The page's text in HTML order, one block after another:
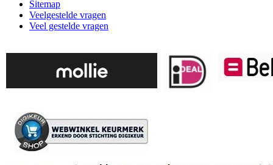
Sitemap
Veelgestelde vragen
Veel gestelde vragen